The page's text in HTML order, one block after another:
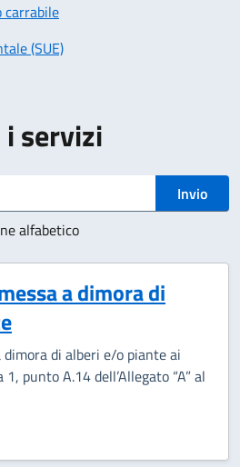
servizi
Invio
alfabetico
a dimora di
di alberi e/o piante ai
punto A.14 dell’Allegato “A” al
carrabile
(SUE)